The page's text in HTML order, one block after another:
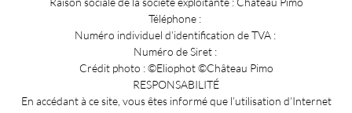
Téléphone :
Numéro individuel d’identification de TVA :
Numéro de Siret :
Crédit photo : ©Eliophot ©Château Pimo
RESPONSABILITÉ
En accédant à ce site, vous êtes informé que l’utilisation d’Internet